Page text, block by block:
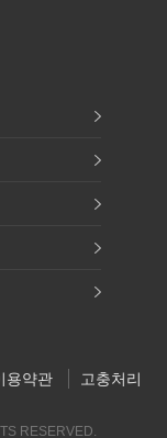
용약관
고충처리
RESERVED.